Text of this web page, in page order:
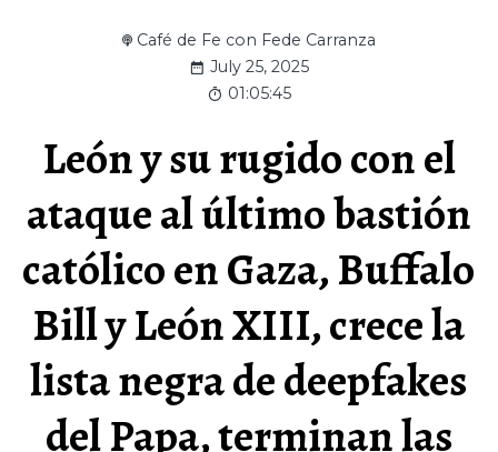
Café de Fe con Fede Carranza
July 25, 2025
01:05:45
León y su rugido con el
ataque al último bastión
católico en Gaza, Buffalo
Bill y León XIII, crece la
lista negra de deepfakes
del Papa, terminan las